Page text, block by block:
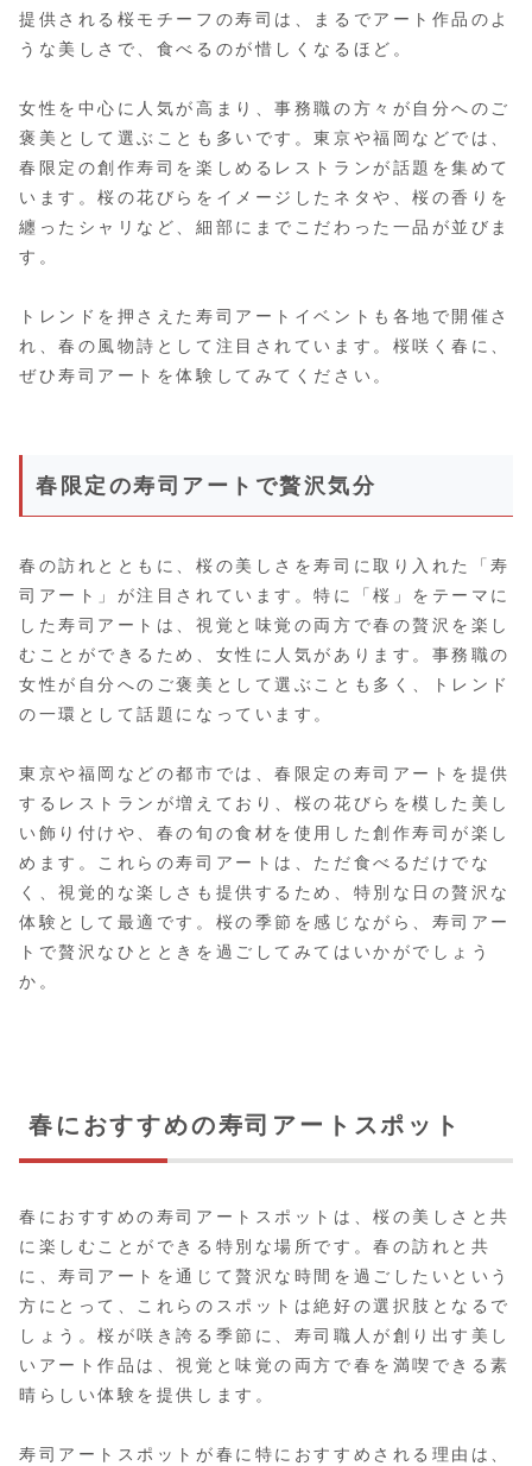
提供される桜モチーフの寿司は、まるでアート作品のよ
うな美しさで、食べるのが惜しくなるほど。
女性を中心に人気が高まり、事務職の方々が自分へのご
褒美として選ぶことも多いです。東京や福岡などでは、
春限定の創作寿司を楽しめるレストランが話題を集めて
います。桜の花びらをイメージしたネタや、桜の香りを
纏ったシャリなど、細部にまでこだわった一品が並びま
す。
トレンドを押さえた寿司アートイベントも各地で開催さ
れ、春の風物詩として注目されています。桜咲く春に、
ぜひ寿司アートを体験してみてください。
春限定の寿司アートで贅沢気分
春の訪れとともに、桜の美しさを寿司に取り入れた「寿
司アート」が注目されています。特に「桜」をテーマに
した寿司アートは、視覚と味覚の両方で春の贅沢を楽し
むことができるため、女性に人気があります。事務職の
女性が自分へのご褒美として選ぶことも多く、トレンド
の一環として話題になっています。
東京や福岡などの都市では、春限定の寿司アートを提供
するレストランが増えており、桜の花びらを模した美し
い飾り付けや、春の旬の食材を使用した創作寿司が楽し
めます。これらの寿司アートは、ただ食べるだけでな
く、視覚的な楽しさも提供するため、特別な日の贅沢な
体験として最適です。桜の季節を感じながら、寿司アー
トで贅沢なひとときを過ごしてみてはいかがでしょう
か。
春におすすめの寿司アートスポット
春におすすめの寿司アートスポットは、桜の美しさと共
に楽しむことができる特別な場所です。春の訪れと共
に、寿司アートを通じて贅沢な時間を過ごしたいという
方にとって、これらのスポットは絶好の選択肢となるで
しょう。桜が咲き誇る季節に、寿司職人が創り出す美し
いアート作品は、視覚と味覚の両方で春を満喫できる素
晴らしい体験を提供します。
寿司アートスポットが春に特におすすめされる理由は、